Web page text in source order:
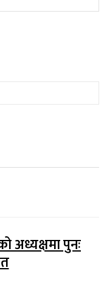
अध्यक्षमा पुनः